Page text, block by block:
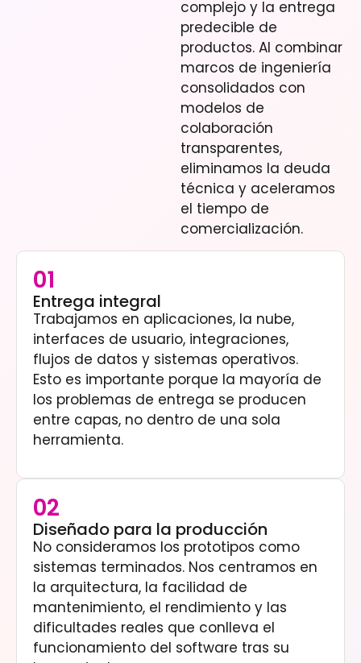
complejo y la entrega
predecible de
productos. Al combinar
marcos de ingeniería
consolidados con
modelos de
colaboración
transparentes,
eliminamos la deuda
técnica y aceleramos
el tiempo de
comercialización.
01
Entrega integral
Trabajamos en aplicaciones, la nube,
interfaces de usuario, integraciones,
flujos de datos y sistemas operativos.
Esto es importante porque la mayoría de
los problemas de entrega se producen
entre capas, no dentro de una sola
herramienta.
02
Diseñado para la producción
No consideramos los prototipos como
sistemas terminados. Nos centramos en
la arquitectura, la facilidad de
mantenimiento, el rendimiento y las
dificultades reales que conlleva el
funcionamiento del software tras su